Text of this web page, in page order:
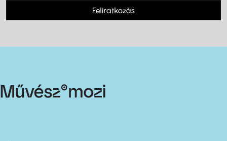
Feliratkozás